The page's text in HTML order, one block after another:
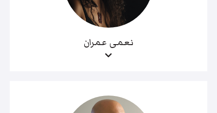
نعمى عمران